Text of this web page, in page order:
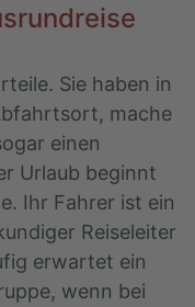
Sie haben in
mache
einen
Urlaub beginnt
Ihr Fahrer ist ein
Reiseleiter
erwartet ein
wenn bei